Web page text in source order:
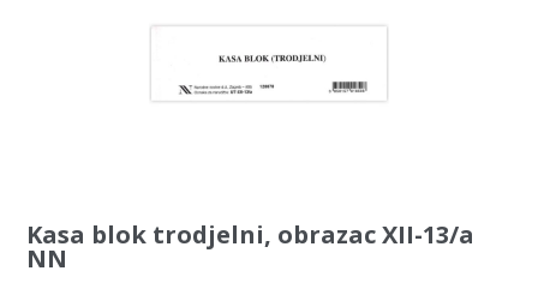
Kasa blok trodjelni, obrazac XII-13/a
NN